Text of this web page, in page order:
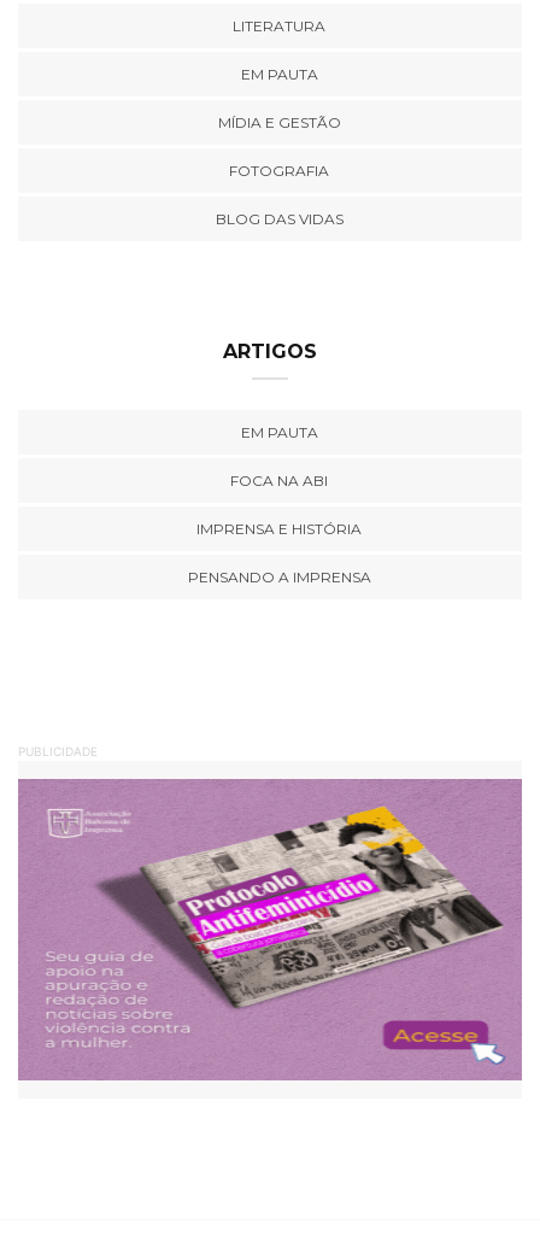
LITERATURA
EM PAUTA
MÍDIA E GESTÃO
FOTOGRAFIA
BLOG DAS VIDAS
ARTIGOS
EM PAUTA
FOCA NA ABI
IMPRENSA E HISTÓRIA
PENSANDO A IMPRENSA
PUBLICIDADE